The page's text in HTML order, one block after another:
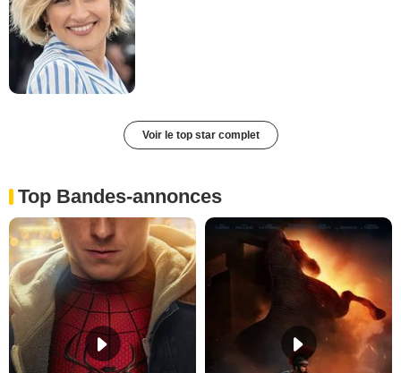
Voir le top star complet
Top Bandes-annonces